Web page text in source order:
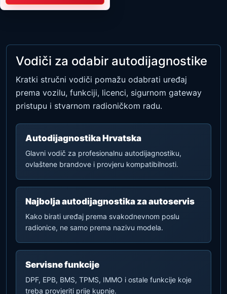
Vodiči za odabir autodijagnostike
Kratki stručni vodiči pomažu odabrati uređaj
prema vozilu, funkciji, licenci, sigurnom gateway
pristupu i stvarnom radioničkom radu.
Autodijagnostika Hrvatska
Glavni vodič za profesionalnu autodijagnostiku,
ovlaštene brandove i provjeru kompatibilnosti.
Najbolja autodijagnostika za autoservis
Kako birati uređaj prema svakodnevnom poslu
radionice, ne samo prema nazivu modela.
Servisne funkcije
DPF, EPB, BMS, TPMS, IMMO i ostale funkcije koje
treba provjeriti prije kupnje.